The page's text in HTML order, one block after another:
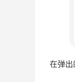
在弹出